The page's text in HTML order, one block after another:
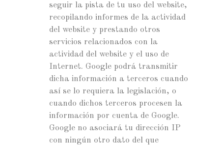
seguir la pista de tu uso del website,
recopilando informes de la actividad
del website y prestando otros
servicios relacionados con la
actividad del website y el uso de
Internet. Google podrá transmitir
dicha información a terceros cuando
así se lo requiera la legislación, o
cuando dichos terceros procesen la
información por cuenta de Google.
Google no asociará tu dirección IP
con ningún otro dato del que